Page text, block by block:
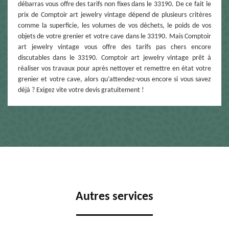
débarras vous offre des tarifs non fixes dans le 33190. De ce fait le
prix de Comptoir art jewelry vintage dépend de plusieurs critères
comme la superficie, les volumes de vos déchets, le poids de vos
objets de votre grenier et votre cave dans le 33190. Mais Comptoir
art jewelry vintage vous offre des tarifs pas chers encore
discutables dans le 33190. Comptoir art jewelry vintage prêt à
réaliser vos travaux pour après nettoyer et remettre en état votre
grenier et votre cave, alors qu’attendez-vous encore si vous savez
déjà ? Exigez vite votre devis gratuitement !
Autres services